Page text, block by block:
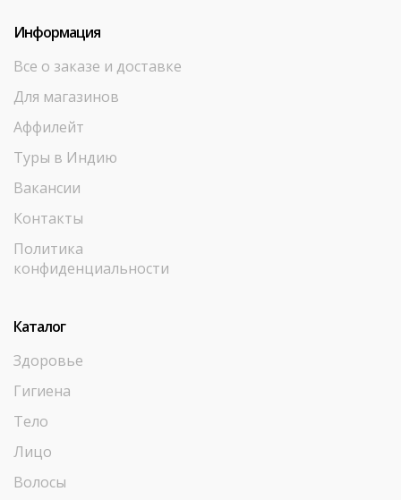
Информация
Все о заказе и доставке
Для магазинов
Аффилейт
Туры в Индию
Вакансии
Контакты
Политика
конфиденциальности
Каталог
Здоровье
Гигиена
Тело
Лицо
Волосы